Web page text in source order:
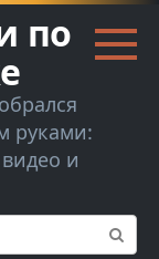
по
руками:
и